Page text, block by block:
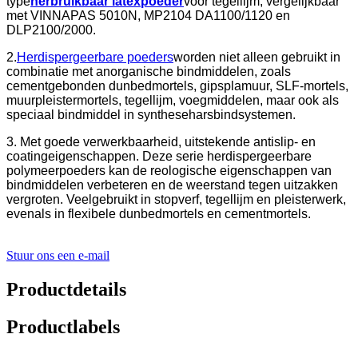
met VINNAPAS 5010N, MP2104 DA1100/1120 en
DLP2100/2000.
2.Herdispergeerbare poedersworden niet alleen gebruikt in
combinatie met anorganische bindmiddelen, zoals
cementgebonden dunbedmortels, gipsplamuur, SLF-mortels,
muurpleistermortels, tegellijm, voegmiddelen, maar ook als
speciaal bindmiddel in syntheseharsbindsystemen.
3. Met goede verwerkbaarheid, uitstekende antislip- en
coatingeigenschappen. Deze serie herdispergeerbare
polymeerpoeders kan de reologische eigenschappen van
bindmiddelen verbeteren en de weerstand tegen uitzakken
vergroten. Veelgebruikt in stopverf, tegellijm en pleisterwerk,
evenals in flexibele dunbedmortels en cementmortels.
Stuur ons een e-mail
Productdetails
Productlabels